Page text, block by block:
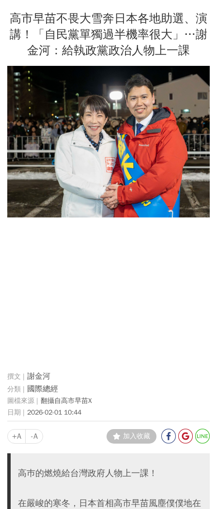
高市早苗不畏大雪奔日本各地助選、演
講！「自民黨單獨過半機率很大」…謝
金河：給執政黨政治人物上一課
謝金河
國際總經
翻攝自高市早苗X
2026-02-01 10:44
+A -A 加入收藏
高巿的燃燒給台灣政府人物上一課！
在嚴峻的寒冬，日本首相高市早苗風塵僕僕地在